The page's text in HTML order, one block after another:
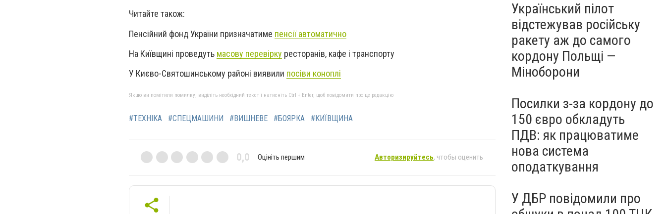
Читайте також:
Пенсійний фонд України призначатиме пенсії автоматично
На Київщині проведуть масову перевірку ресторанів, кафе і транспорту
У Києво-Святошинському районі виявили посіви коноплі
Якщо ви помітили помилку, виділіть необхідний текст і натисніть Ctrl + Enter, щоб повідомити про це редакцію
#ТЕХНІКА #СПЕЦМАШИНИ #ВИШНЕВЕ #БОЯРКА #КИЇВЩИНА
0,0 Оцініть першим Авторизируйтесь, чтобы оценить
Український пілот
відстежував російську
ракету аж до самого
кордону Польщі —
Міноборони
Посилки з-за кордону до
150 євро обкладуть
ПДВ: як працюватиме
нова система
оподаткування
У ДБР повідомили про